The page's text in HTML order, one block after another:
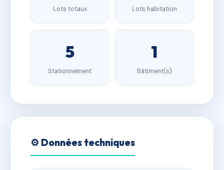
Lots totaux Lots habitation
5
Stationnement
1
Bâtiment(s)
⚙️ Données techniques